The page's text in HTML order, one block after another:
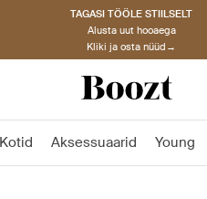
TAGASI TÖÖLE STIILSELT
Alusta uut hooaega
Kliki ja osta nüüd→
Kotid Aksessuaarid Young